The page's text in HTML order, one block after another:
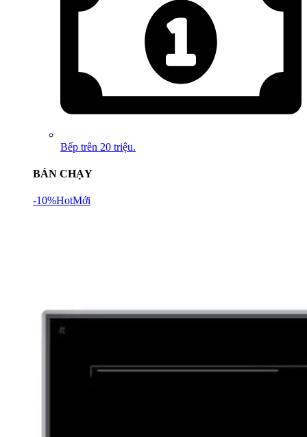
Bếp trên 20 triệu.
BÁN CHẠY
-10%HotMới